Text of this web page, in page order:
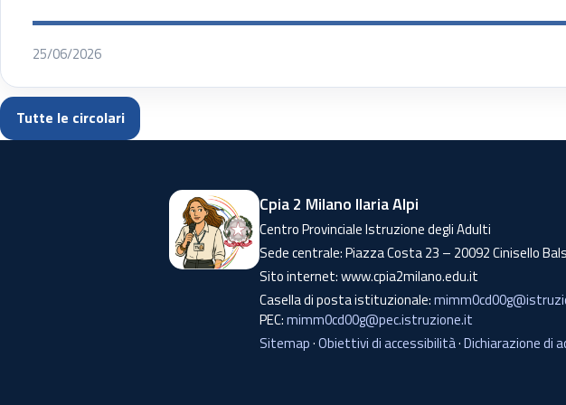
25/06/2026
Tutte le circolari
Cpia 2 Milano Ilaria Alpi
Centro Provinciale Istruzione degli Adulti
Sede centrale: Piazza Costa 23 – 20092 Cinisello
Sito internet: www.cpia2milano.edu.it
Casella di posta istituzionale:
PEC:mimm0cd00g@pec.istruzione.it
Sitemap·Obiettivi di accessibilità·Dichiarazione di